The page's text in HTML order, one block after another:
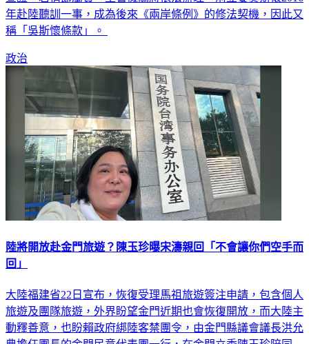
年赴陸聽訓一事，成為後來《兩岸條例》的修法契機，因此又
稱「吳斯懷條款」。
政治
陸將開放赴金門旅遊？陳玉珍曝宋濤親回「不會讓你們空手而
回」
大陸福建省22日宣布，恢復受理馬祖旅遊簽注申請，包含個人
旅遊及團隊旅遊，外界盼望金門近期也會恢復開放，而大陸主
動釋善意，也盼賴政府綁陸客禁團令，由金門縣議會議長洪允